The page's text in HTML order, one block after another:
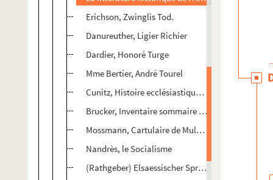
Erichson, Zwinglis Tod.
Danureuther, Ligier Richier
Dardier, Honoré Turge
Mme Bertier, André Tourel
Cunitz, Histoire ecclésiastique des Eglises de
Brucker, Inventaire sommaire des Archives, T. III
Mossmann, Cartulaire de Mulhouse, T. I.
Nandrès, le Socialisme
(Rathgeber) Elsaessischer Sprichwoerterschatz